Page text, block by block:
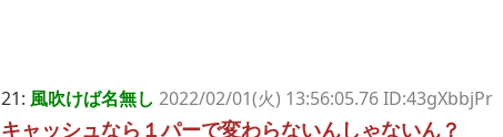
21: 風吹けば名無し 2022/02/01(火) 13:56:05.76 ID:43gXbbjPr
キャッシュなら１パーで変わらないんしゃないん？